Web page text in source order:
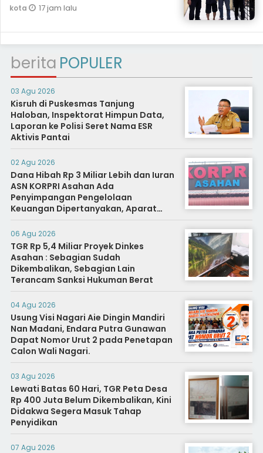
kota 17 jam lalu
berita POPULER
03 Agu 2026
Kisruh di Puskesmas Tanjung
Haloban, Inspektorat Himpun Data,
Laporan ke Polisi Seret Nama ESR
Aktivis Pantai
02 Agu 2026
Dana Hibah Rp 3 Miliar Lebih dan Iuran
ASN KORPRI Asahan Ada
Penyimpangan Pengelolaan
Keuangan Dipertanyakan, Aparat
Diminta Segera Usut
06 Agu 2026
TGR Rp 5,4 Miliar Proyek Dinkes
Asahan : Sebagian Sudah
Dikembalikan, Sebagian Lain
Terancam Sanksi Hukuman Berat
04 Agu 2026
Usung Visi Nagari Aie Dingin Mandiri
Nan Madani, Endara Putra Gunawan
Dapat Nomor Urut 2 pada Penetapan
Calon Wali Nagari.
03 Agu 2026
Lewati Batas 60 Hari, TGR Peta Desa
Rp 400 Juta Belum Dikembalikan, Kini
Didakwa Segera Masuk Tahap
Penyidikan
07 Agu 2026